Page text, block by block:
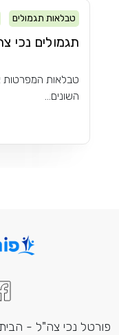
טבלאות תגמולים
תגמולים נכי
טבלאות המפרטות
השונים...
פורטל נכי צה"ל - הבית